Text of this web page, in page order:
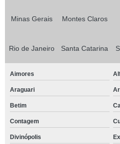
Minas Gerais Montes Claros
Rio de Janeiro Santa Catarina
Aimores
Araguari
Betim
Contagem
Divinópolis